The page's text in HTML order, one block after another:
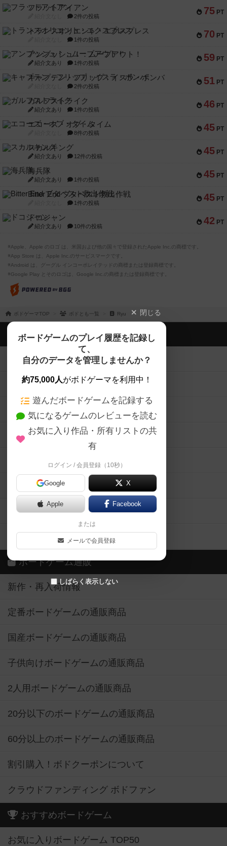
75 PT
フラットアイアン
2件の投稿
70 PT
トランスオリエント・エクスプレス
1件の投稿
59 PT
アンブッシュ！：ムーブアウト！
紹介文あり 1件の投稿
51 PT
キャプテン・フリップ：イスラ・ボンバ
2件の投稿
46 PT
ガルフストライク
紹介文あり 1件の投稿
45 PT
エコーズ・オブ・タイム
8件の投稿
45 PT
スカルキング
紹介文あり 12件の投稿
45 PT
海兵隊
紹介文あり 1件の投稿
45 PT
Bitter End ブタペスト救出作戦
1件の投稿
42 PT
ドコジャン
紹介文あり 10件の投稿
※Apple、Apple のロゴ は、米国および他の国々で登録されたApple Inc.の商標です。
※App Store は、Apple Inc.のサービスマークです。
※Android は、グーグル インコーポレイテッドの商標または登録商標です。
※Google Play とそのロゴは、Google Inc.の商標または登録商標です。
ボドゲーマTOP ボドとも一覧 Ryu 閉じる
ボードゲームのプレイ履歴を記録し
て、
自分のデータを管理しませんか？
約75,000人がボドゲーマを利用中！
遊んだボードゲームを記録する
気になるゲームのレビューを読む
お気に入り作品・所有リストの共
有
ログイン / 会員登録（10秒）
Google X
Apple Facebook
または
メールで会員登録
しばらく表示しない
ボドゲーマTOP
ボードゲームを検索する
ボードゲームの新着レビュー
ボードゲーム会情報
メカニクス特集
掲示板・トピックス
ボドとも・会員一覧
ボードゲーム業界コラム
ボドゲーマご利用案内
ボードゲーム通販
新作・再入荷情報
定番ボードゲームの通販商品
国産ボードゲームの通販商品
子供向けボードゲームの通販商品
2人用ボードゲームの通販商品
20分以下のボードゲームの通販商品
60分以上のボードゲームの通販商品
割引購入！ボドクーポンについて
クラウドファンディング ボドファン
おすすめボードゲーム
お気に入りボードゲーム TOP50